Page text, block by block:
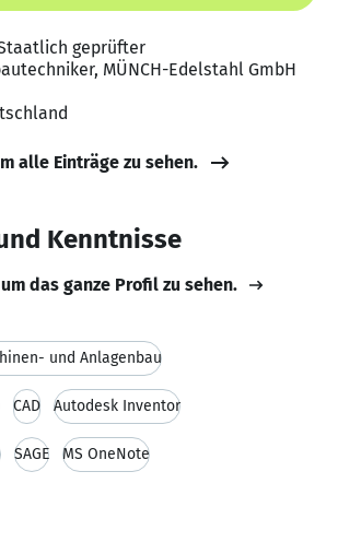
geprüfter
MÜNCH-Edelstahl GmbH
alle Einträge zu sehen.
Kenntnisse
das ganze Profil zu sehen.
und Anlagenbau
CAD Autodesk Inventor
SAGE MS OneNote